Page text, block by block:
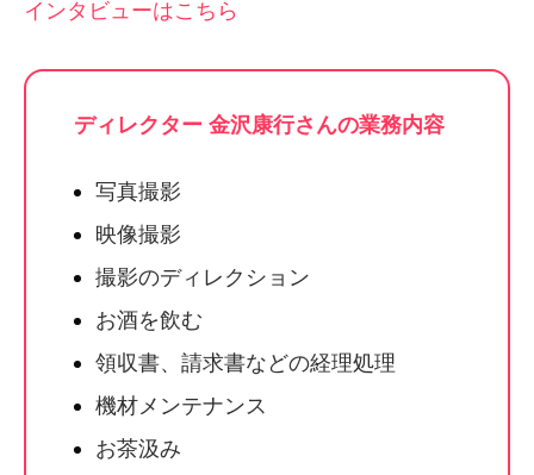
インタビューはこちら
ディレクター 金沢康行さんの業務内容
写真撮影
映像撮影
撮影のディレクション
お酒を飲む
領収書、請求書などの経理処理
機材メンテナンス
お茶汲み